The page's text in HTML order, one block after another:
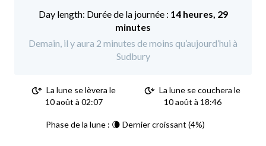
Durée de la journée : 14 heures, 29
minutes
Demain, il y aura 2 minutes de moins qu’aujourd’hui à
Sudbury
La lune se lèvera le
10 août à 02:07
La lune se couchera le
10 août à 18:46
Phase de la lune : 🌘 Dernier croissant (4%)